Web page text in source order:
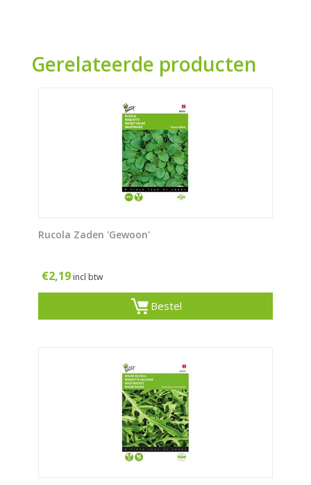
Gerelateerde producten
Rucola Zaden 'Gewoon'
€2,19 incl btw
Bestel